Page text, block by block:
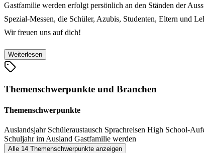
Gastfamilie werden erfolgt persönlich an den Ständen der
Spezial-Messen, die Schüler, Azubis, Studenten, Eltern und
Wir freuen uns auf dich!
Weiterlesen
Themenschwerpunkte und Branchen
Themenschwerpunkte
Auslandsjahr Schüleraustausch Sprachreisen High School-
Schuljahr im Ausland Gastfamilie werden
Alle 14 Themenschwerpunkte anzeigen